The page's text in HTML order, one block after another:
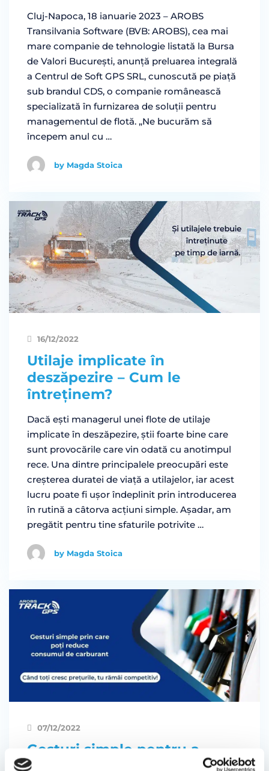
Cluj-Napoca, 18 ianuarie 2023 – AROBS
Transilvania Software (BVB: AROBS), cea mai
mare companie de tehnologie listată la Bursa
de Valori București, anunță preluarea integrală
a Centrul de Soft GPS SRL, cunoscută pe piață
sub brandul CDS, o companie românească
specializată în furnizarea de soluții pentru
managementul de flotă. „Ne bucurăm să
începem anul cu …
by Magda Stoica
16/12/2022
Utilaje implicate în
deszăpezire – Cum le
întreținem?
Dacă ești managerul unei flote de utilaje
implicate în deszăpezire, știi foarte bine care
sunt provocările care vin odată cu anotimpul
rece. Una dintre principalele preocupări este
creșterea duratei de viață a utilajelor, iar acest
lucru poate fi ușor îndeplinit prin introducerea
în rutină a câtorva acțiuni simple. Așadar, am
pregătit pentru tine sfaturile potrivite …
by Magda Stoica
07/12/2022
Gesturi simple pentru a
reduce consumul de